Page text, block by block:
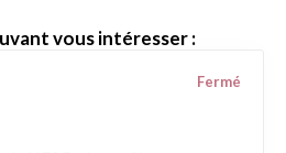
vous intéresser :
Fermé